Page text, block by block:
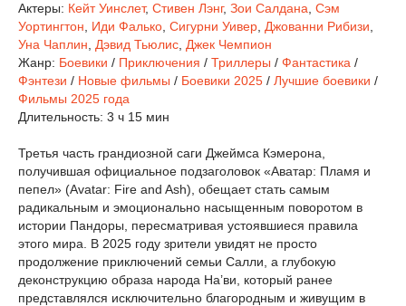
Актеры: Кейт Уинслет, Стивен Лэнг, Зои Салдана Сэм
Уортингтон
Иди Фалько Сигурни Уивер Джованни Рибизи
Уна Чаплин
Дэвид Тьюлис Джек Чемпион
Жанр: Боевики / Приключения / Триллеры / Фантастика /
Фэнтези / Новые фильмы / Боевики 2025 / Лучшие боевики /
Фильмы 2025 года
Длительность: 3 ч 15 мин
Третья часть грандиозной саги Джеймса Кэмерона,
получившая официальное подзаголовок «Аватар: Пламя и
пепел» (Avatar: Fire and Ash), обещает стать самым
радикальным и эмоционально насыщенным поворотом в
истории Пандоры, пересматривая устоявшиеся правила
этого мира. В 2025 году зрители увидят не просто
продолжение приключений семьи Салли, а глубокую
деконструкцию образа народа На’ви, который ранее
представлялся исключительно благородным и живущим в